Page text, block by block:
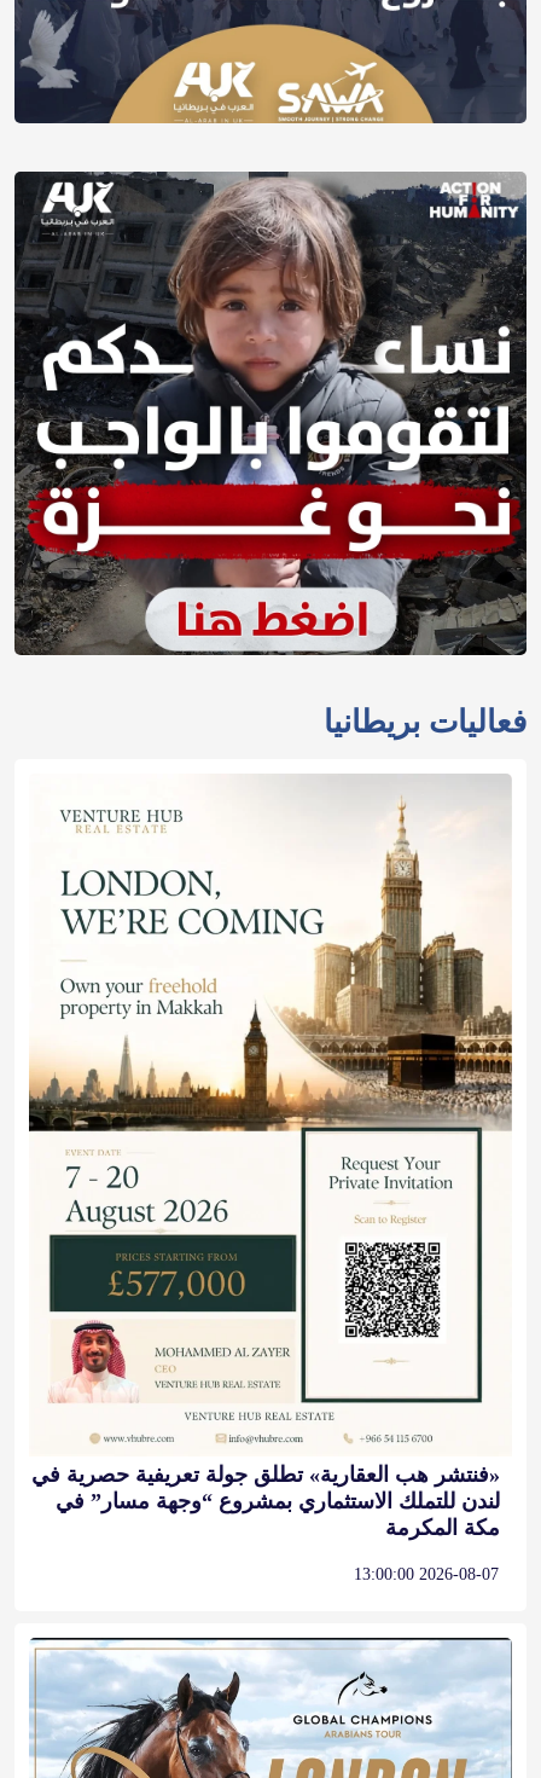
فعاليات بريطانيا
«فنتشر هب العقارية» تطلق جولة تعريفية حصرية في
لندن للتملك الاستثماري بمشروع “وجهة مسار” في
مكة المكرمة
2026-08-07 13:00:00